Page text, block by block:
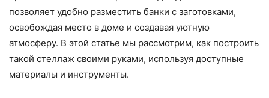
позволяет удобно разместить банки с заготовками,
освобождая место в доме и создавая уютную
атмосферу. В этой статье мы рассмотрим, как построить
такой стеллаж своими руками, используя доступные
материалы и инструменты.